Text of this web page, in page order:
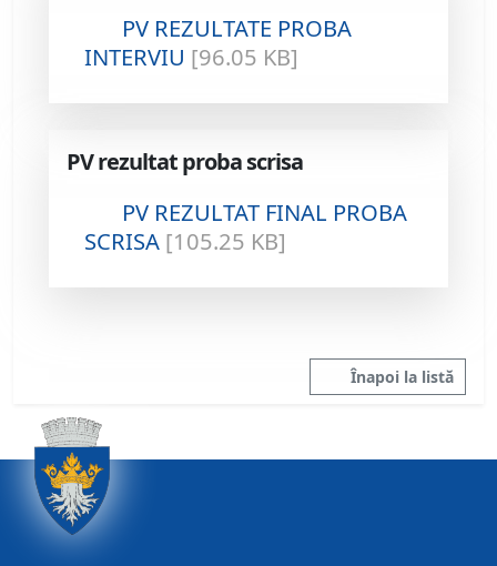
PV REZULTATE PROBA
INTERVIU [96.05 KB]
PV rezultat proba scrisa
PV REZULTAT FINAL PROBA
SCRISA [105.25 KB]
Înapoi la listă